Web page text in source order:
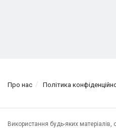
Про нас Політика
Використання будь-яких